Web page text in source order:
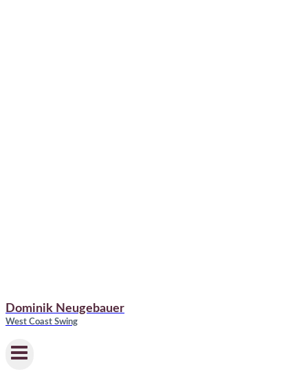
Dominik Neugebauer
West Coast Swing